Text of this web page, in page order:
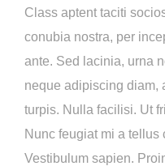
Class aptent taciti
conubia nostra, per
ante. Sed lacinia, urna
neque adipiscing diam,
turpis. Nulla facilisi. Ut
Nunc feugiat mi a tellus
Vestibulum sapien.